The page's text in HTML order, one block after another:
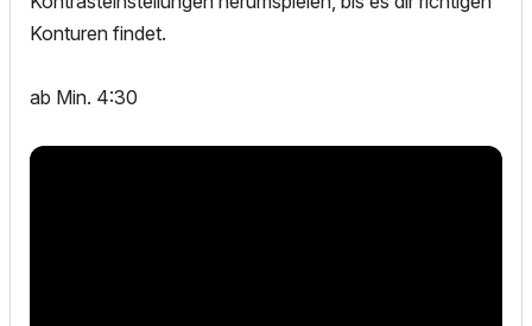
Konturen findet.
ab Min. 4:30